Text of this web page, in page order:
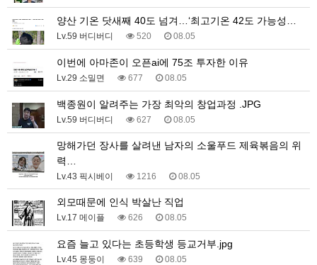
양산 기온 닷새째 40도 넘겨…‘최고기온 42도 가능성…
Lv.59 버디버디 520 08.05
이번에 아마존이 오픈ai에 75조 투자한 이유
Lv.29 소밀면 677 08.05
백종원이 알려주는 가장 최악의 창업과정 .JPG
Lv.59 버디버디 627 08.05
망해가던 장사를 살려낸 남자의 소울푸드 제육볶음의 위
력…
Lv.43 픽시베이 1216 08.05
외모때문에 인식 박살난 직업
Lv.17 메이플 626 08.05
요즘 늘고 있다는 초등학생 등교거부.jpg
Lv.45 몽둥이 639 08.05